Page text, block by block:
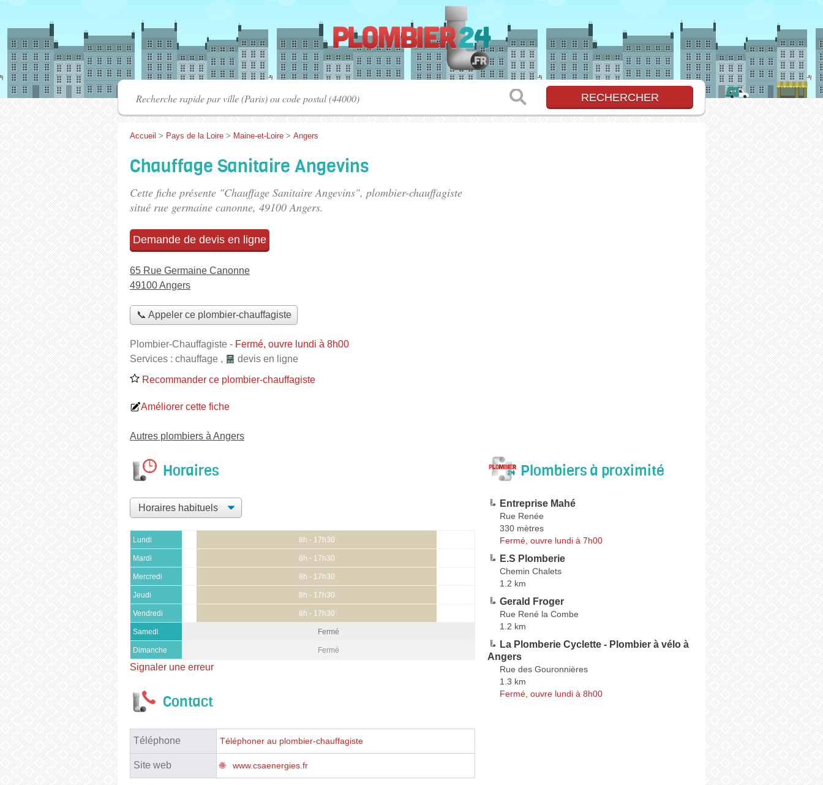
Accueil > Pays de la Loire > Maine-et-Loire > Angers
Chauffage Sanitaire Angevins
Cette fiche présente "Chauffage Sanitaire Angevins", plombier-chauffagiste
situé rue germaine canonne, 49100 Angers.
Demande de devis en ligne
65 Rue Germaine Canonne
49100 Angers
📞 Appeler ce plombier-chauffagiste
Plombier-Chauffagiste - Fermé, ouvre lundi à 8h00
Services : chauffage ,
devis en ligne
Recommander ce plombier-chauffagiste
Améliorer cette fiche
Autres plombiers à Angers
Horaires
Lundi 8h - 17h30
Mardi 8h - 17h30
Mercredi 8h - 17h30
Jeudi 8h - 17h30
Vendredi 8h - 17h30
Samedi Fermé
Dimanche Fermé
Signaler une erreur
Contact
Téléphone Téléphoner au plombier-chauffagiste
Site web www.csaenergies.fr
Plombiers à proximité
Entreprise Mahé
Rue Renée
330 mètres
Fermé, ouvre lundi à 7h00
E.S Plomberie
Chemin Chalets
1.2 km
Gerald Froger
Rue René la Combe
1.2 km
La Plomberie Cyclette - Plombier à vélo à
Angers
Rue des Gouronnières
1.3 km
Fermé, ouvre lundi à 8h00